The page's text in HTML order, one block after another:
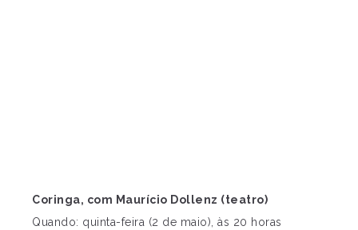
Coringa, com Maurício Dollenz (teatro)
Quando: quinta-feira (2 de maio), às 20 horas